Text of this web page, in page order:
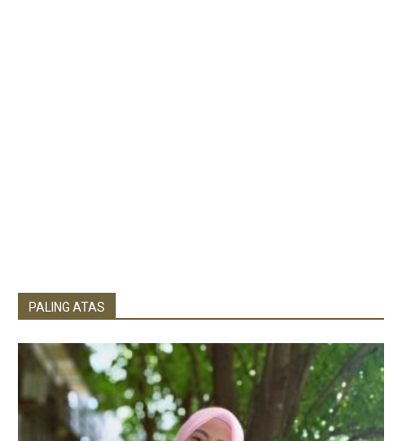
PALING ATAS